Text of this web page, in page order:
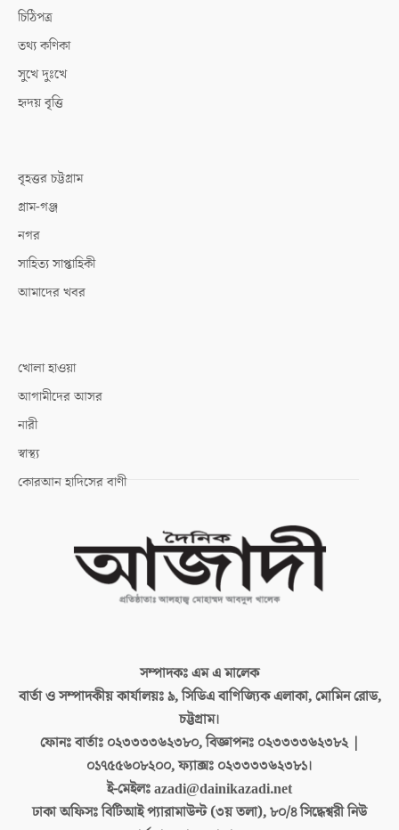
চিঠিপত্র
তথ্য কণিকা
সুখে দুঃখে
হৃদয় বৃত্তি
বৃহত্তর চট্টগ্রাম
গ্রাম-গঞ্জ
নগর
সাহিত্য সাপ্তাহিকী
আমাদের খবর
খোলা হাওয়া
আগামীদের আসর
নারী
স্বাস্থ্য
কোরআন হাদিসের বাণী
সম্পাদকঃএম এ মালেক
বার্তা ও সম্পাদকীয় কার্যালয়ঃ৯, সিডিএ বাণিজ্যিক এলাকা, মোমিন রোড,
চট্টগ্রাম।
ফোনঃ বার্তাঃ ০২৩৩৩৩৬২৩৮০, বিজ্ঞাপনঃ ০২৩৩৩৩৬২৩৮২ |
০১৭৫৫৬০৮২০০, ফ্যাক্সঃ ০২৩৩৩৩৬২৩৮১।
ই-মেইলঃazadi@dainikazadi.net
ঢাকা অফিসঃবিটিআই প্যারামাউন্ট (৩য় তলা), ৮০/৪ সিদ্ধেশ্বরী নিউ